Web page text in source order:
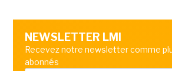
NEWSLETTER LMI
Recevez notre newsletter comme
abonnés